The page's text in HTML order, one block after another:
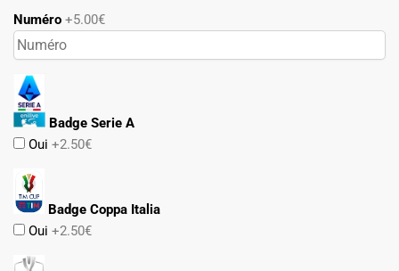
Numéro +5.00€
Badge Serie A
Oui +2.50€
Badge Coppa Italia
Oui +2.50€